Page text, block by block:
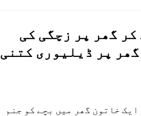
گھر پر زچگی کی
گھر پر ڈیلیوری کتنی
خاتون گھر میں بچے کو جنم